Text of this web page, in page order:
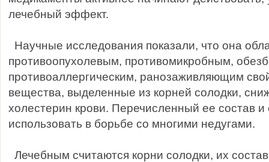
лечебный эффект.
Научные исследования показали, что она
противоопухолевым, противомикробным,
противоаллергическим, ранозаживляющим
вещества, выделенные из корней солодки,
холестерин крови. Перечисленный ее состав и
использовать в борьбе со многими недугами.
Лечебным считаются корни солодки, их